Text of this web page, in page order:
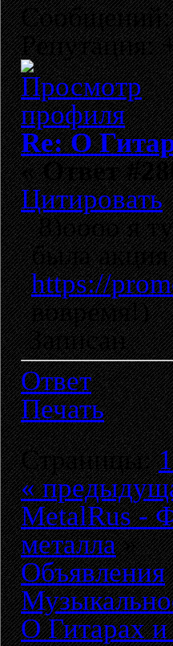
Репутация:
Re: О
«Ответ
Цитировать
8)оооо я
была
https://
вовремя!)
Записан
Ответ
Печать
Страницы:1
«
MetalRus -
металла»
Объявления
О Гитарах и